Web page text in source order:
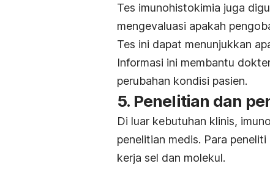
Tes imunohistokimia juga
mengevaluasi apakah
Tes ini dapat menunjukkan
Informasi ini membantu
perubahan kondisi pasien.
5. Penelitian dan
Di luar kebutuhan klinis,
penelitian medis. Para
kerja sel dan molekul.